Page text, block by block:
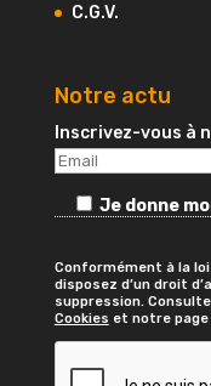
C.G.V.
Notre actu
Inscrivez-vous à
Je donne
Conformément à la
disposez d’un droit
suppression.
Cookies et notre page